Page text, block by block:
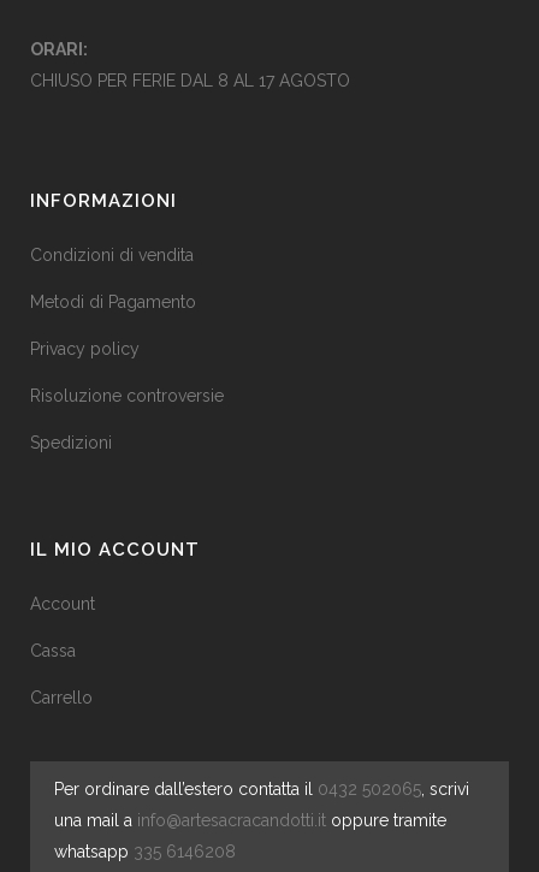
ORARI:
CHIUSO PER FERIE DAL 8 AL 17 AGOSTO
INFORMAZIONI
Condizioni di vendita
Metodi di Pagamento
Privacy policy
Risoluzione controversie
Spedizioni
IL MIO ACCOUNT
Account
Cassa
Carrello
Per ordinare dall’estero contatta il 0432 502065 , scrivi
una mail a info@artesacracandotti.it oppure tramite
whatsapp 335 6146208